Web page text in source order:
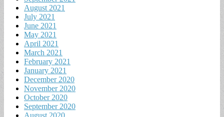
August 2021
July 2021
June 2021
May 2021
April 2021
March 2021
February 2021
January 2021
December 2020
November 2020
October 2020
September 2020
August 2020